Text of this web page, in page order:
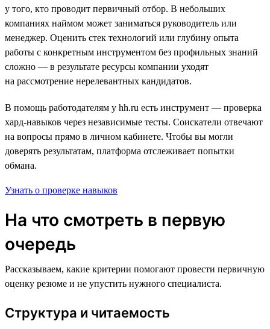
у того, кто проводит первичный отбор. В небольших
компаниях наймом может заниматься руководитель или
менеджер. Оценить стек технологий или глубину опыта
работы с конкретным инструментом без профильных знаний
сложно — в результате ресурсы компании уходят
на рассмотрение нерелевантных кандидатов.
В помощь работодателям у hh.ru есть инструмент — проверка
хард-навыков через независимые тесты. Соискатели отвечают
на вопросы прямо в личном кабинете. Чтобы вы могли
доверять результатам, платформа отслеживает попытки
обмана.
Узнать о проверке навыков
На что смотреть в первую
очередь
Рассказываем, какие критерии помогают провести первичную
оценку резюме и не упустить нужного специалиста.
Структура и читаемость